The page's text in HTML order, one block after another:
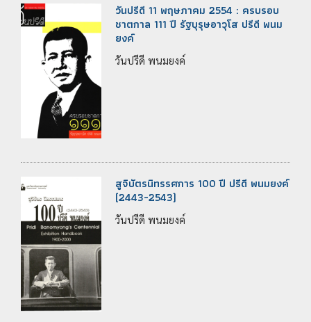
วันปรีดี 11 พฤษภาคม 2554 : ครบรอบ
ชาตกาล 111 ปี รัฐบุรุษอาวุโส ปรีดี พนม
ยงค์
วันปรีดี พนมยงค์
สูจิบัตรนิทรรศการ 100 ปี ปรีดี พนมยงค์
(2443-2543)
วันปรีดี พนมยงค์